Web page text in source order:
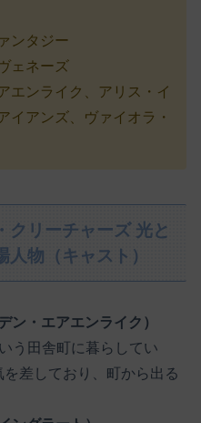
ンタジー
ェネーズ
エンライク、アリス・イ
イアンズ、ヴァイオラ・
クリーチャーズ 光と
物（キャスト）
ン・エアエンライク）
う田舎町に暮らしてい
差しており、町から出る